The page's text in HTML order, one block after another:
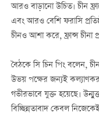
আরও বাড়ানো উচিত। চীন
এবং আরও বেশি ফরাসি
চীনও আশা করে, ফ্রান্স চীনা
বৈঠকে সি চিন পিং বলেন,
উভয় পক্ষের জন্যই কল্যাণকর
গভীরভাবে যুক্ত হয়েছে।
বিচ্ছিন্নতাবাদ কেবল